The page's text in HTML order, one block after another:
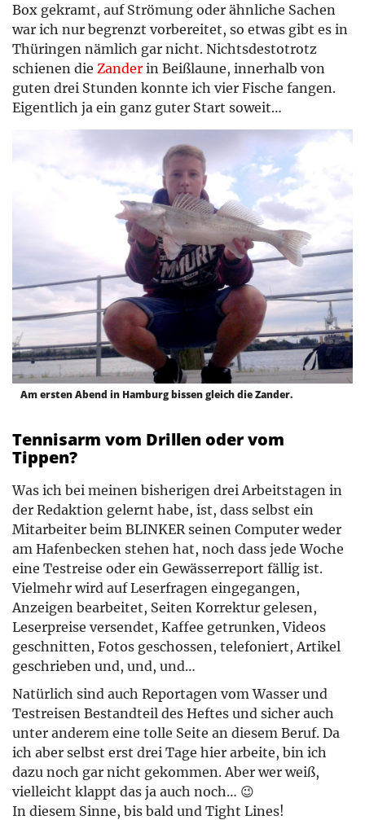
Box gekramt, auf Strömung oder ähnliche Sachen
war ich nur begrenzt vorbereitet, so etwas gibt es in
Thüringen nämlich gar nicht. Nichtsdestotrotz
schienen die Zander in Beißlaune, innerhalb von
guten drei Stunden konnte ich vier Fische fangen.
Eigentlich ja ein ganz guter Start soweit…
Am ersten Abend in Hamburg bissen gleich die Zander.
Tennisarm vom Drillen oder vom
Tippen?
Was ich bei meinen bisherigen drei Arbeitstagen in
der Redaktion gelernt habe, ist, dass selbst ein
Mitarbeiter beim BLINKER seinen Computer weder
am Hafenbecken stehen hat, noch dass jede Woche
eine Testreise oder ein Gewässerreport fällig ist.
Vielmehr wird auf Leserfragen eingegangen,
Anzeigen bearbeitet, Seiten Korrektur gelesen,
Leserpreise versendet, Kaffee getrunken, Videos
geschnitten, Fotos geschossen, telefoniert, Artikel
geschrieben und, und, und…
Natürlich sind auch Reportagen vom Wasser und
Testreisen Bestandteil des Heftes und sicher auch
unter anderem eine tolle Seite an diesem Beruf. Da
ich aber selbst erst drei Tage hier arbeite, bin ich
dazu noch gar nicht gekommen. Aber wer weiß,
vielleicht klappt das ja auch noch… 😉
In diesem Sinne, bis bald und Tight Lines!